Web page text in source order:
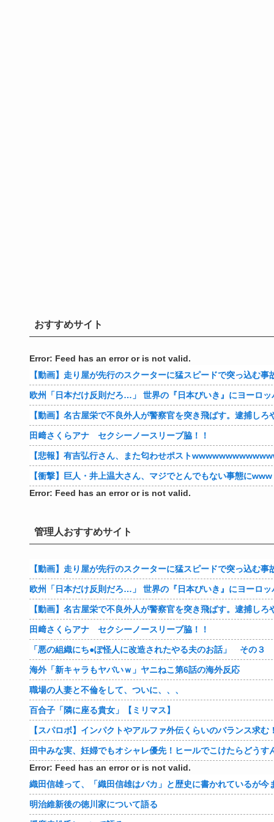
おすすめサイト
Error: Feed has an error or is not valid.
【動画】走り屋が先行のスクーターに猛スピードで突っ込む事
欧州「日本だけ反則だろ…」 世界の『日本びいき』にヨーロ
【動画】名古屋栄で不良外人が警察官を突き飛ばす。逮捕しろ
田﨑さくらアナ セクシーノースリーブ脇！！
【悲報】有吉弘行さん、また匂わせポスト
【衝撃】巨人・井上温大さん、マジでとんでもない事態にwww
Error: Feed has an error or is not valid.
管理人おすすめサイト
【動画】走り屋が先行のスクーターに猛スピードで突っ込む事
欧州「日本だけ反則だろ…」 世界の『日本びいき』にヨーロ
【動画】名古屋栄で不良外人が警察官を突き飛ばす。逮捕しろ
田﨑さくらアナ セクシーノースリーブ脇！！
「悪の組織にち●ぽ怪人に改造されたやる夫のお話」 その３
海外「新キャラもヤバいｗ」ヤニねこ第6話の海外反応
職場の人妻と不倫をして、ついに、、、
百合子「隣に座る貴女」【ミリマス】
【スパロボ】インパクトやアルファ外伝くらいのバランス
田中みな実、妊婦でもオシャレ優先！ヒールでこけたらどうす
Error: Feed has an error or is not valid.
織田信雄って、「織田信雄はバカ」と歴史に書かれているが
明治維新後の徳川家について語る